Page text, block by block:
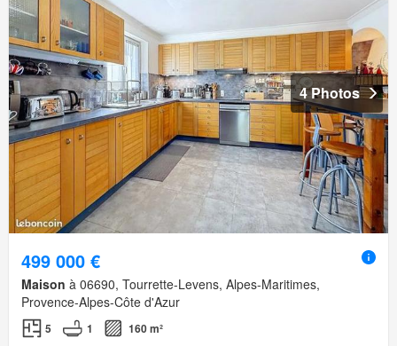
4 Photos
499 000 €
Maison à 06690, Tourrette-Levens, Alpes-Maritimes,
Provence-Alpes-Côte d'Azur
5 1 160 m²